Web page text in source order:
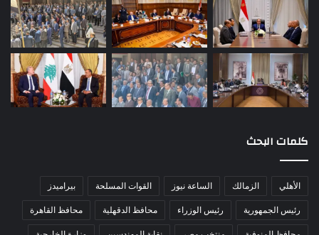
كلمات البحث
الأهلي الزمالك الساعة نيوز القوات المسلحة
بيراميدز
رئيس الجمهورية
رئيس الوزراء محافظ الدقهلية
محافظ القاهرة